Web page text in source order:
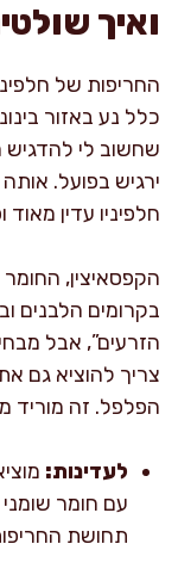
ואיך
החריפות של
כלל נע באזור
שחשוב לי
ירגיש בפועל.
חלפיניו עדין מאוד
הקפסאיצין,
בקרומים הלבנים
הזרעים”, אבל
צריך להוציא גם
הפלפל. זה מוריד
לעדינות:
עם חומר
תחושת